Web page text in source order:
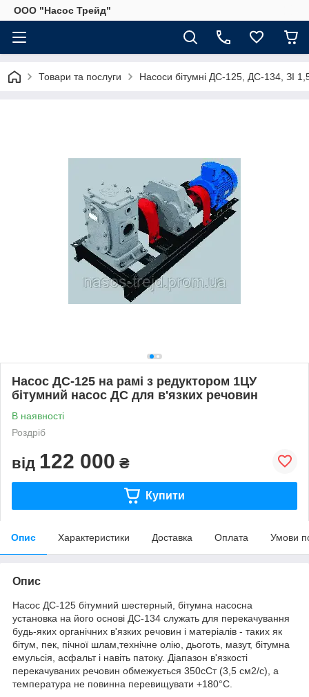
ООО "Насос Трейд"
Товари та послуги Насоси бітумні ДС-125, ДС-134, ЗІ
Насос ДС-125 на рамі з редуктором 1ЦУ
бітумний насос ДС для в'язких речовин
В наявності
Роздріб
від 122 000 ₴
Купити
Опис Характеристики Доставка Оплата Умови
Опис
Насос ДС-125 бітумний шестерный, бітумна насосна
установка на його основі ДС-134 служать для перекачування
будь-яких органічних в'язких речовин і матеріалів - таких як
бітум, пек, пічної шлам,технічне олію, дьоготь, мазут, бітумна
емульсія, асфальт і навіть патоку. Діапазон в'язкості
перекачуваних речовин обмежується 350сСт (3,5 см2/с), а
температура не повинна перевищувати +180°С.